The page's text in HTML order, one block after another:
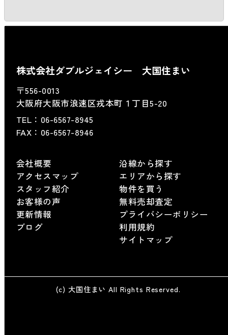
株式会社ダブルジェイシー 大国住まい
〒556-0013
大阪府大阪市浪速区戎本町１丁目5-20
TEL： 06-6567-8945
FAX：06-6567-8946
会社概要
アクセスマップ
スタッフ紹介
お客様の声
更新情報
ブログ
沿線から探す
エリアから探す
物件を買う
無料売却査定
プライバシーポリシー
利用規約
サイトマップ
(c) 大国住まい All Rights Reserved.